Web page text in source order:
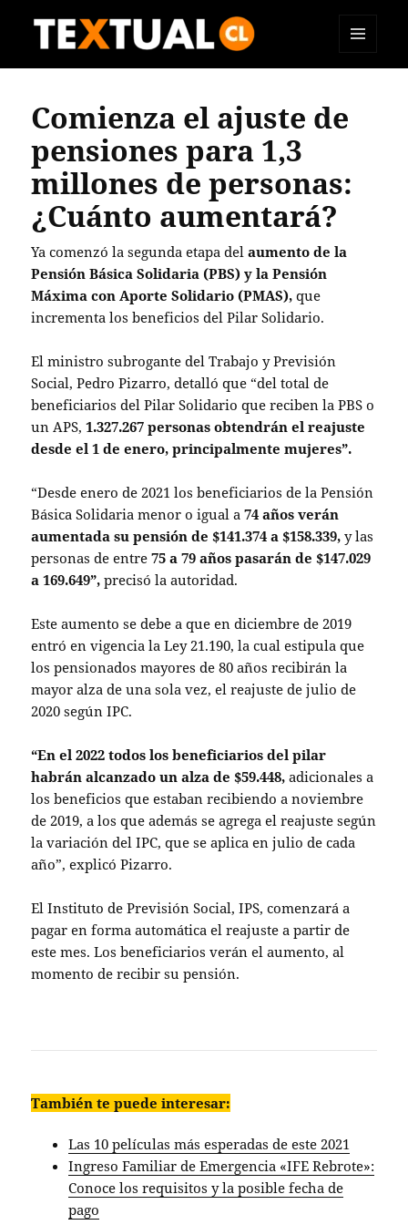
Comienza el ajuste de
pensiones para 1,3
millones de personas:
¿Cuánto aumentará?
Ya comenzó la segunda etapa delaumento de la
Pensión Básica Solidaria (PBS) y la Pensión
Máxima con Aporte Solidario (PMAS),que
incrementa los beneficios del Pilar Solidario.
El ministro subrogante del Trabajo y Previsión
Social, Pedro Pizarro, detalló que “del total de
beneficiarios del Pilar Solidario que reciben la PBS o
un APS,1.327.267 personas obtendrán el reajuste
desde el 1 de enero, principalmente mujeres”.
“Desde enero de 2021 los beneficiarios de la Pensión
Básica Solidaria menor o igual a74 años verán
aumentada su pensión de $141.374 a $158.339, y las
personas de entre75 a 79 años pasarán de $147.029
a 169.649”,precisó la autoridad.
Este aumento se debe a que en diciembre de 2019
entró en vigencia la Ley 21.190, la cual estipula que
los pensionados mayores de 80 años recibirán la
mayor alza de una sola vez, el reajuste de julio de
2020 según IPC.
“En el 2022 todos los beneficiarios del pilar
habrán alcanzado un alza de $59.448, adicionales a
los beneficios que estaban recibiendo a noviembre
de 2019, a los que además se agrega el reajuste según
la variación del IPC, que se aplica en julio de cada
año”, explicó Pizarro.
El Instituto de Previsión Social, IPS, comenzará a
pagar en forma automática el reajuste a partir de
este mes. Los beneficiarios verán el aumento, al
momento de recibir su pensión.
También te puede interesar:
Las 10 películas más esperadas de este 2021
Ingreso Familiar de Emergencia «IFE Rebrote»:
Conoce los requisitos y la posible fecha de
pago